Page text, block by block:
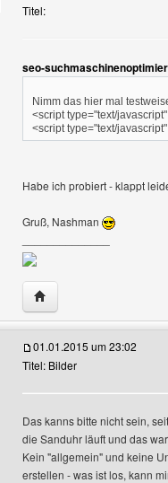
Profile anzeigen
Titel:
seo-
Nimm das hier mal
<script type="text/
<script type="text/
Habe ich probiert - klappt
Gruß, Nashman
Website dieses
Profile anzeigen
01.01.2015 um 23:02
Titel: Bilder
Das kanns bitte nicht sein,
die Sanduhr läuft und das
Kein "allgemein" und keine
erstellen - was ist los, kann